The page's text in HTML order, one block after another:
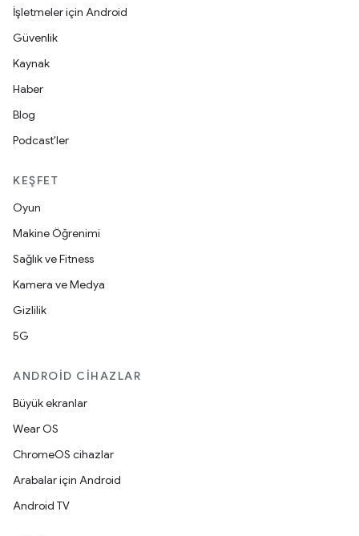
İşletmeler için Android
Güvenlik
Kaynak
Haber
Blog
Podcast'ler
KEŞFET
Oyun
Makine Öğrenimi
Sağlık ve Fitness
Kamera ve Medya
Gizlilik
5G
ANDROID CIHAZLAR
Büyük ekranlar
Wear OS
ChromeOS cihazlar
Arabalar için Android
Android TV